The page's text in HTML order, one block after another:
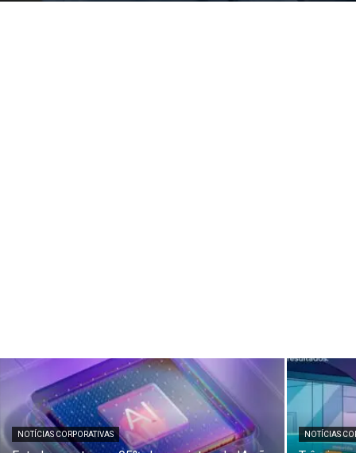
NOTÍCIAS CORPORATIVAS NOTÍCIAS